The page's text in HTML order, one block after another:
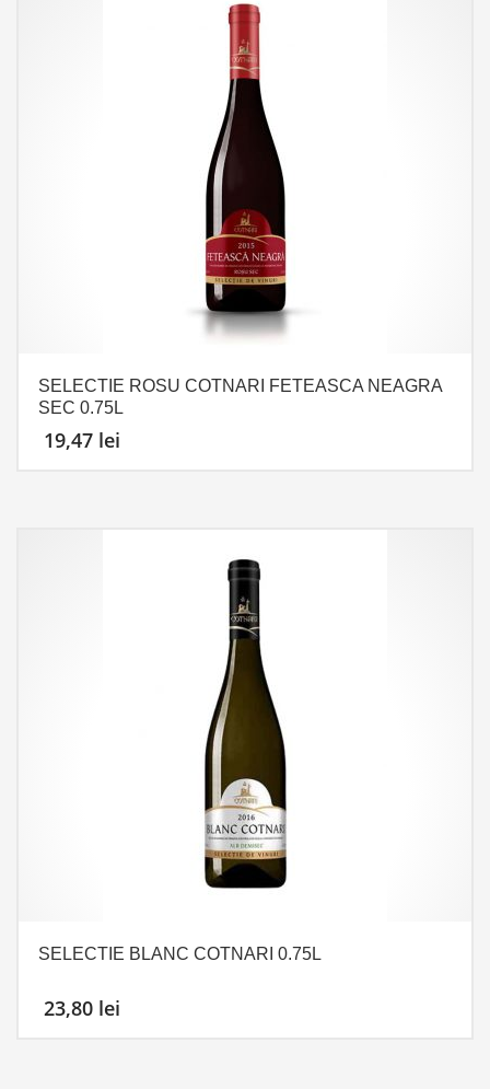
SELECTIE ROSU COTNARI FETEASCA NEAGRA
SEC 0.75L
19,47 lei
SELECTIE BLANC COTNARI 0.75L
23,80 lei